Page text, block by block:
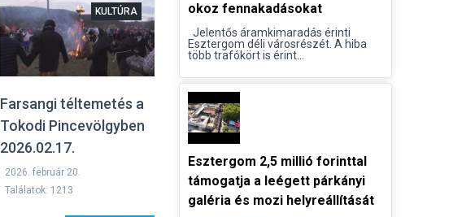
Farsangi téltemetés a
Tokodi Pincevölgyben
2026.02.17.
KULTÚRA
2026. február 20.
Találatok: 1213
okoz fennakadásokat
Jelentős áramkimaradás érinti
Esztergom déli városrészét. A hiba
több trafókört is érint...
Esztergom 2,5 millió forinttal
támogatja a leégett párkányi
galéria és mozi helyreállítását